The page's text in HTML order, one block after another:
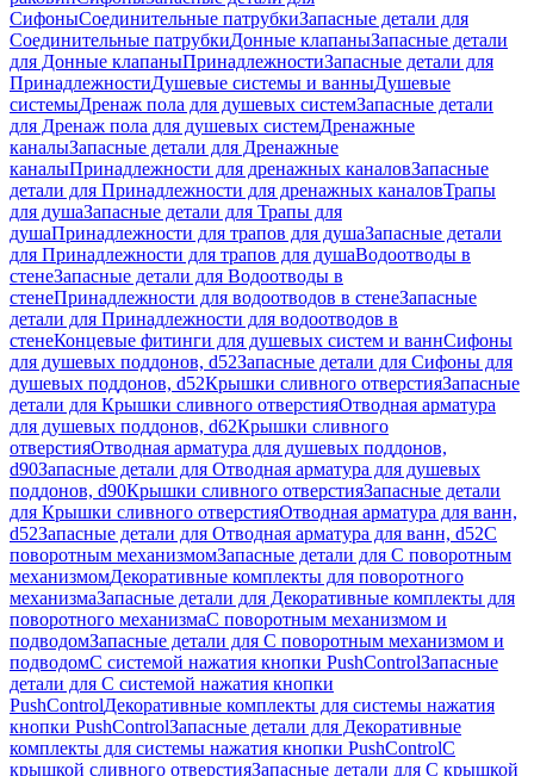
СифоныСоединительные патрубкиЗапасные детали для
Соединительные патрубкиДонные клапаныЗапасные детали
для Донные клапаныПринадлежностиЗапасные детали для
ПринадлежностиДушевые системы и ванныДушевые
системыДренаж пола для душевых системЗапасные детали
для Дренаж пола для душевых системДренажные
каналыЗапасные детали для Дренажные
каналыПринадлежности для дренажных каналовЗапасные
детали для Принадлежности для дренажных каналовТрапы
для душаЗапасные детали для Трапы для
душаПринадлежности для трапов для душаЗапасные детали
для Принадлежности для трапов для душаВодоотводы в
стенеЗапасные детали для Водоотводы в
стенеПринадлежности для водоотводов в стенеЗапасные
детали для Принадлежности для водоотводов в
стенеКонцевые фитинги для душевых систем и ваннСифоны
для душевых поддонов, d52Запасные детали для Сифоны для
душевых поддонов, d52Крышки сливного отверстияЗапасные
детали для Крышки сливного отверстияОтводная арматура
для душевых поддонов, d62Крышки сливного
отверстияОтводная арматура для душевых поддонов,
d90Запасные детали для Отводная арматура для душевых
поддонов, d90Крышки сливного отверстияЗапасные детали
для Крышки сливного отверстияОтводная арматура для ванн,
d52Запасные детали для Отводная арматура для ванн, d52С
поворотным механизмомЗапасные детали для С поворотным
механизмомДекоративные комплекты для поворотного
механизмаЗапасные детали для Декоративные комплекты для
поворотного механизмаС поворотным механизмом и
подводомЗапасные детали для С поворотным механизмом и
подводомС системой нажатия кнопки PushControlЗапасные
детали для С системой нажатия кнопки
PushControlДекоративные комплекты для системы нажатия
кнопки PushControlЗапасные детали для Декоративные
комплекты для системы нажатия кнопки PushControlС
крышкой сливного отверстияЗапасные детали для С крышкой